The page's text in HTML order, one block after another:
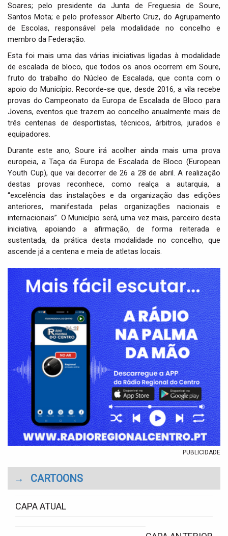
Soares; pelo presidente da Junta de Freguesia de Soure,
Santos Mota; e pelo professor Alberto Cruz, do Agrupamento
de Escolas, responsável pela modalidade no concelho e
membro da Federação.
Esta foi mais uma das várias iniciativas ligadas à modalidade
de escalada de bloco, que todos os anos ocorrem em Soure,
fruto do trabalho do Núcleo de Escalada, que conta com o
apoio do Município. Recorde-se que, desde 2016, a vila recebe
provas do Campeonato da Europa de Escalada de Bloco para
Jovens, eventos que trazem ao concelho anualmente mais de
três centenas de desportistas, técnicos, árbitros, jurados e
equipadores.
Durante este ano, Soure irá acolher ainda mais uma prova
europeia, a Taça da Europa de Escalada de Bloco (European
Youth Cup), que vai decorrer de 26 a 28 de abril. A realização
destas provas reconhece, como realça a autarquia, a
“excelência das instalações e da organização das edições
anteriores, manifestada pelas organizações nacionais e
internacionais”. O Município será, uma vez mais, parceiro desta
iniciativa, apoiando a afirmação, de forma reiterada e
sustentada, da prática desta modalidade no concelho, que
ascende já a centena e meia de atletas locais.
PUBLICIDADE
→ CARTOONS
CAPA ATUAL